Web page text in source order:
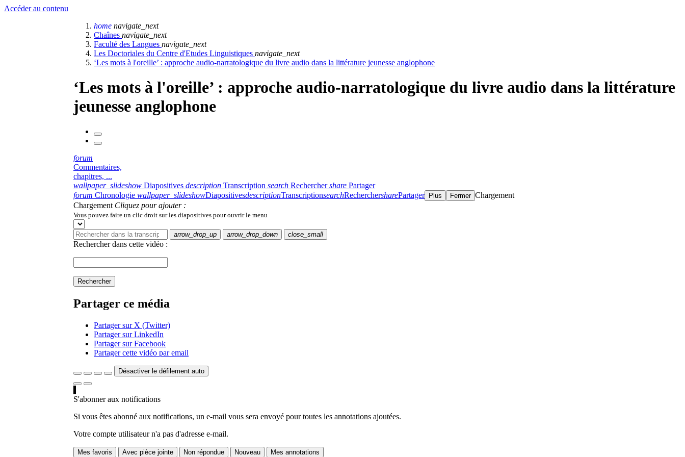
Accéder au contenu
home navigate_next
Chaînes navigate_next
Faculté des Langues navigate_next
Les Doctoriales du Centre d'Etudes Linguistiques navigate_next
‘Les mots à l'oreille’ : approche audio-narratologique du livre audio dans la littérature jeunesse anglophone
‘Les mots à l'oreille’ : approche audio-narratologique du livre audio dans la littérature
jeunesse anglophone
forum
Commentaires,
chapitres, ...
wallpaper_slideshow Diapositives description Transcription search Rechercher share Partager
forum Chronologie wallpaper_slideshowDiapositivesdescriptionTranscriptionsearchRecherchersharePartager Plus Fermer Chargement
Chargement Cliquez pour ajouter :
Vous pouvez faire un clic droit sur les diapositives pour ouvrir le menu
arrow_drop_up arrow_drop_down close_small
Rechercher dans cette vidéo :
Rechercher
Partager ce média
Partager sur X (Twitter)
Partager sur LinkedIn
Partager sur Facebook
Partager cette vidéo par email
Désactiver le défilement auto
S'abonner aux notifications
Si vous êtes abonné aux notifications, un e-mail vous sera envoyé pour toutes les annotations ajoutées.
Votre compte utilisateur n'a pas d'adresse e-mail.
Mes favoris Avec pièce jointe Non répondue Nouveau Mes annotations